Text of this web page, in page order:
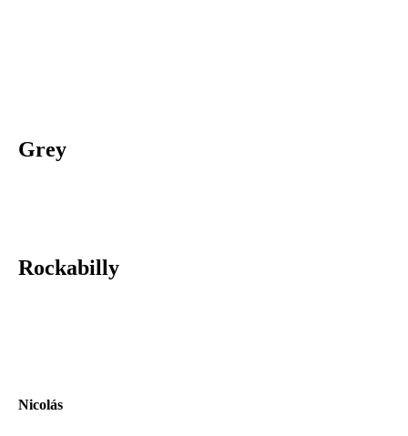
Grey
Rockabilly
Nicolás